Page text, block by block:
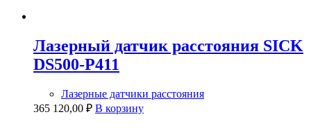
Лазерный датчик расстояния SICK
DS500-P411
Лазерные датчики расстояния
365 120,00 ₽ В корзину